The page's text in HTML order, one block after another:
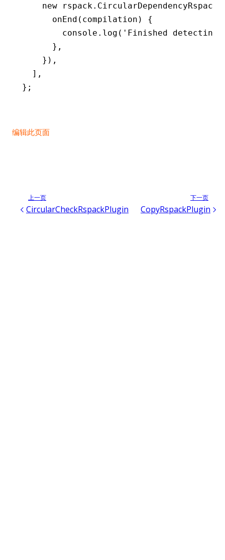
    new
rspack
      onEnd
(compilation) {
        console
.log ( 'Finished detecting
      }
,
    })
,
  ]
,
};
编辑此页面
上一页
CircularCheckRspackPlugin
下一页
CopyRspackPlugin